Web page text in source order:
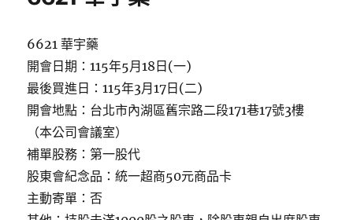
6621 華宇藥
開會日期：115年5月18日(一)
最後買進日：115年3月17日(二)
開會地點：台北市內湖區舊宗路二段171巷17號3樓
（本公司會議室）
補單股務：第一股代
股東會紀念品：統一超商50元商品卡
主動寄單：否